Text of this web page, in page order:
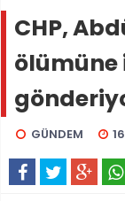
CHP,
ölümüne
GÜNDEM